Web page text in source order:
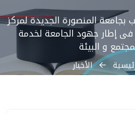
بجامعة المنصورة الجديدة لمركز
فى إطار جهود الجامعة لخدمة
و البيئة
الأخبار